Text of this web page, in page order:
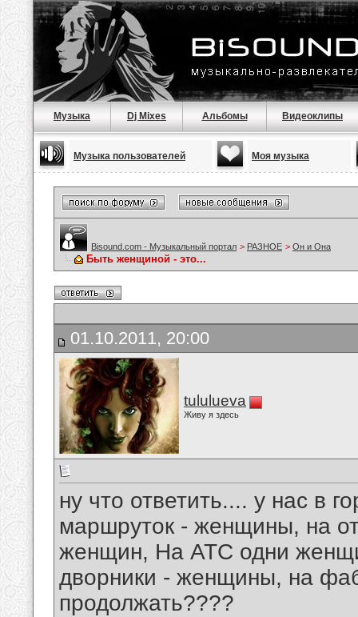
Музыка Dj Mixes Альбомы Видеоклипы
Музыка пользователей Моя музыка
Bisound.com - Музыкальный портал > РАЗНОЕ > Он и Она
Быть женщиной - это...
01.10.2011, 20:00
tululueva
Живу я здесь
ну что ответить.... у нас в
маршруток - женщины, на
женщин, На АТС одни
дворники - женщины, на
продолжать????